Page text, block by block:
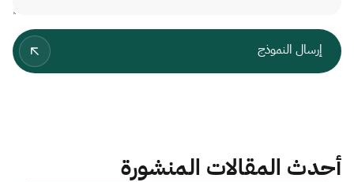
أحدث المقالات المنشورة